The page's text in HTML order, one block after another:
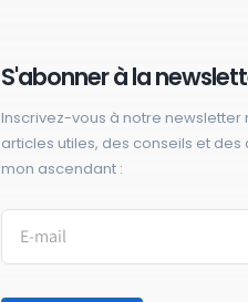
S'abonner à la
Inscrivez-vous à notre
articles utiles, des conseils et
mon ascendant :